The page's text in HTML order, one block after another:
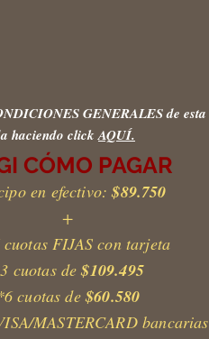
GENERALES de esta
haciendo clickAQUÍ.
CÓMO PAGAR
en efectivo:$89.750
+
FIJAS con tarjeta
cuotas de$109.495
cuotas de$60.580
MASTERCARD bancarias